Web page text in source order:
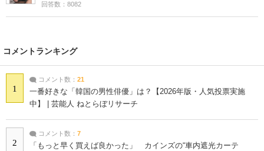
回答数：8082
コメントランキング
1
コメント数： 21
一番好きな「韓国の男性俳優」は？【2026年版・人気投票実施
中】 | 芸能人 ねとらぼリサーチ
2
コメント数： 7
「もっと早く買えば良かった」 カインズの“車内遮光カーテ